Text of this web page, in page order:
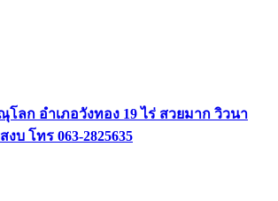
ลก อำเภอวังทอง 19 ไร่ สวยมาก วิวนา
บ โทร 063-2825635